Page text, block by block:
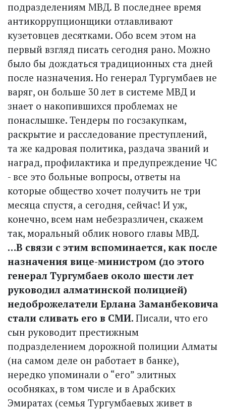
подразделениям МВД. В последнее время
антикоррупционщики отлавливают
кузетовцев десятками. Обо всем этом на
первый взгляд писать сегодня рано. Можно
было бы дождаться традиционных ста дней
после назначения. Но генерал Тургумбаев не
варяг, он больше 30 лет в системе МВД и
знает о накопившихся проблемах не
понаслышке. Тендеры по госзакупкам,
раскрытие и расследование преступлений,
та же кадровая политика, раздача званий и
наград, профилактика и предупреждение ЧС
- все это больные вопросы, ответы на
которые общество хочет получить не три
месяца спустя, а сегодня, сейчас! И уж,
конечно, всем нам небезразличен, скажем
так, моральный облик нового главы МВД.
…В связи с этим вспоминается, как после
назначения вице-министром (до этого
генерал Тургумбаев около шести лет
руководил алматинской полицией)
недоброжелатели Ерлана Заманбековича
стали сливать его в СМИ. Писали, что его
сын руководит престижным
подразделением дорожной полиции Алматы
(на самом деле он работает в банке),
нередко упоминали о “его” элитных
особняках, в том числе и в Арабских
Эмиратах (семья Тургумбаевых живет в